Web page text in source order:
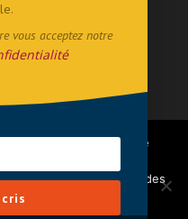
vous acceptez notre
vous garantir la meilleure
continuez à utiliser ce
acceptez l'utilisation des